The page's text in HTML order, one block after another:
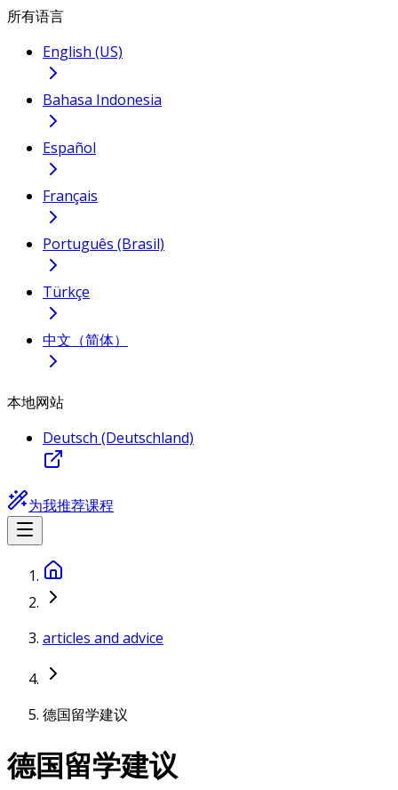
所有语言
English (US)
Bahasa Indonesia
Español
Français
Português (Brasil)
Türkçe
中文（简体）
本地网站
Deutsch (Deutschland)
为我推荐课程
articles and advice
德国留学建议
德国留学建议